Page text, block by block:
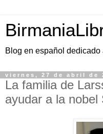
Blog en español dedicado
viernes, 27 de abril de
La familia de
ayudar a la